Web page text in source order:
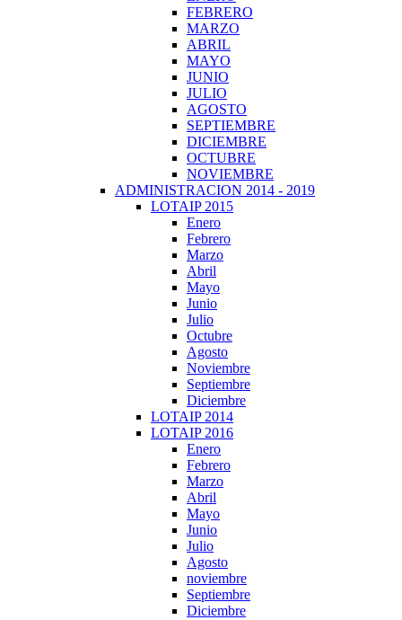
FEBRERO
MARZO
ABRIL
MAYO
JUNIO
JULIO
AGOSTO
SEPTIEMBRE
DICIEMBRE
OCTUBRE
NOVIEMBRE
ADMINISTRACION 2014 - 2019
LOTAIP 2015
Enero
Febrero
Marzo
Abril
Mayo
Junio
Julio
Octubre
Agosto
Noviembre
Septiembre
Diciembre
LOTAIP 2014
LOTAIP 2016
Enero
Febrero
Marzo
Abril
Mayo
Junio
Julio
Agosto
noviembre
Septiembre
Diciembre